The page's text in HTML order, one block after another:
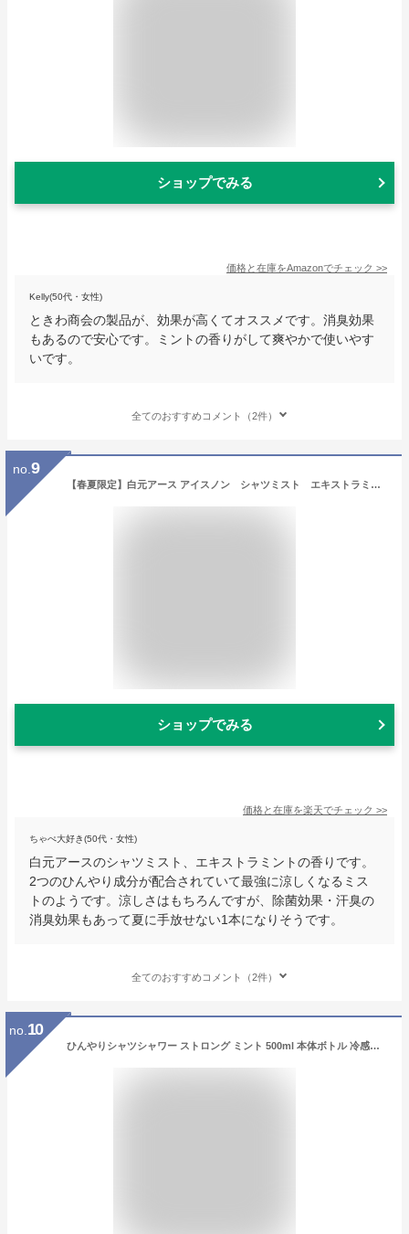
ショップでみる
価格と在庫をAmazonでチェック >>
Kelly(50代・女性)
ときわ商会の製品が、効果が高くてオススメです。消臭効果
もあるので安心です。ミントの香りがして爽やかで使いやす
いです。
全てのおすすめコメント（2件）
no. 9
【春夏限定】白元アース アイスノン シャツミスト エキストラミントの香り 100ml 本体（冷却スプレー 衣類用 暑さ対策 真夏）(4902407024329)※無くなり次第終了
ショップでみる
価格と在庫を楽天でチェック >>
ちゃぺ大好き(50代・女性)
白元アースのシャツミスト、エキストラミントの香りです。
2つのひんやり成分が配合されていて最強に涼しくなるミス
トのようです。涼しさはもちろんですが、除菌効果・汗臭の
消臭効果もあって夏に手放せない1本になりそうです。
全てのおすすめコメント（2件）
no. 10
ひんやりシャツシャワー ストロング ミント 500ml 本体ボトル 冷感スプレー ときわ商会 衣類用 消臭剤 涼感 ベッドシーツ まくら 寝具